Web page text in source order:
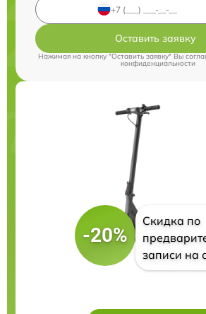
Оставить заявку
Нажимая на кнопку "Оставить заявку" Вы
конфиденциальности
-20%
Скидка по
записи на